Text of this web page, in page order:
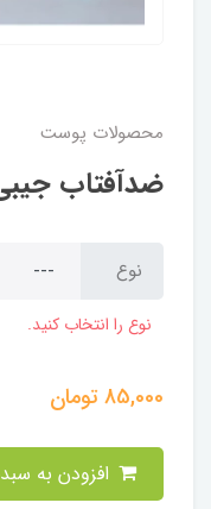
محصولات پوست
ضدآفتاب
نوع
نوع را انتخاب کنید.
85,000تومان